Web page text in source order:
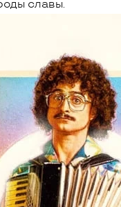
славы.